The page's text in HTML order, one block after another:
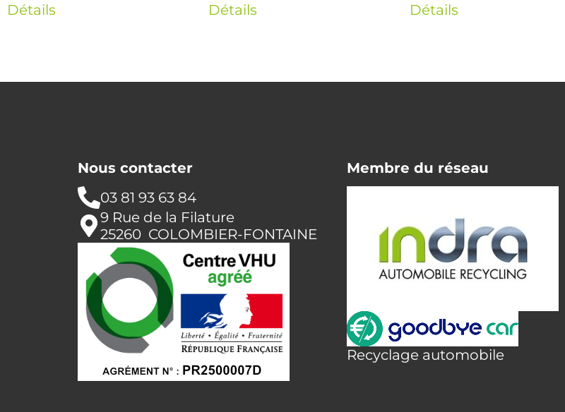
Détails Détails Détails
Nous contacter
03 81 93 63 84
9 Rue de la Filature
25260 COLOMBIER-FONTAINE
Membre du réseau
Recyclage automobile